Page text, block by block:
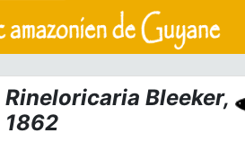
Rineloricaria Bleeker,
1862